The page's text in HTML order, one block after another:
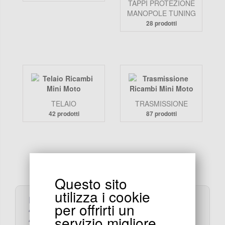
TAPPI PROTEZIONE
MANOPOLE TUNING
28 prodotti
TELAIO
42 prodotti
TRASMISSIONE
87 prodotti
RICAMBI/PEZZI MINI MOTO:
47CC,
49CC,
Questo sito
utilizza i cookie
per offrirti un